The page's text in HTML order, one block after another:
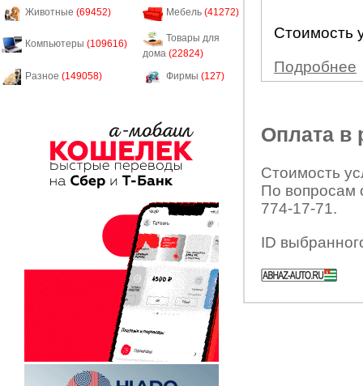
Животные (69452) Мебель (41272)
Компьютеры (109616)
Товары для
дома (22824)
Разное (149058) Фирмы (127)
Стоимость
Подробнее
Оплата в
Стоимость
По вопросам
774-17-71.
ID